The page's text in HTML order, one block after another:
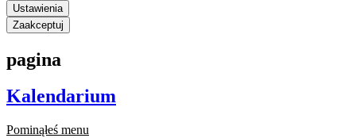
Ustawienia
Zaakceptuj
pagina
Kalendarium
Pominąłeś menu